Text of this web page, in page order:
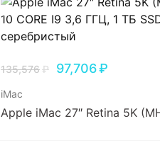
135,576₽ 97,706₽
iMac
Apple iMac 27″ Retina 5K